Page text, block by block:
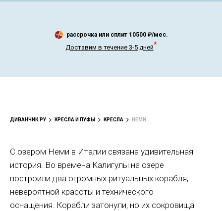
рассрочка или сплит 10500 ₽/мес.
Доставим в течение 3-5 дней*
ДИВАНЧИК.РУ КРЕСЛА И ПУФЫ КРЕСЛА НЕМИ
С озером Неми в Италии связана удивительная
история. Во времена Калигулы на озере
построили два огромных ритуальных корабля,
невероятной красоты и технического
оснащения. Корабли затонули, но их сокровища